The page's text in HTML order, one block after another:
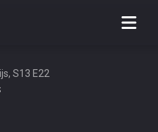
S13 E22